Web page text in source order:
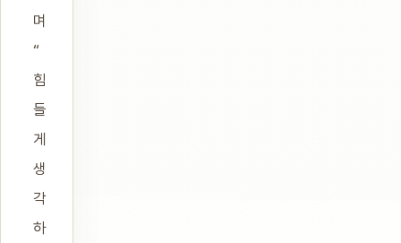
며
“
힘
들
게
생
각
하